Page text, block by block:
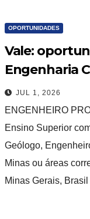
OPORTUNIDADES
Vale:
Engenharia
Minas
JUL 1, 2026
ENGENHEIRO
Ensino Superior
Geólogo,
Minas ou áreas
Minas Gerais,